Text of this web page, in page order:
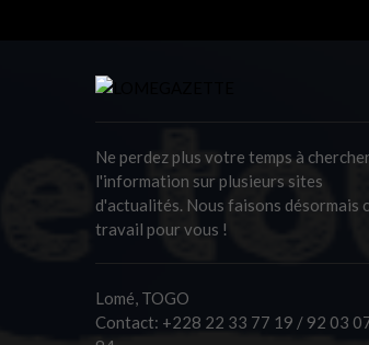
Ne perdez plus votre temps à chercher
l'information sur plusieurs sites
d'actualités. Nous faisons désormais
travail pour vous !
Lomé, TOGO
Contact: +228 22 33 77 19 / 92 03